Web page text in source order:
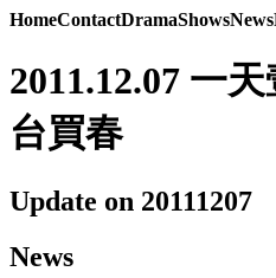
HomeContactDramaShowsNews
2011.12.07 一
台買春
Update on 20111207
News